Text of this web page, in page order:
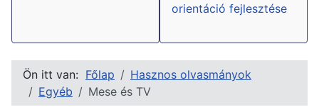
orientáció fejlesztése
Ön itt van: Főlap
Hasznos olvasmányok
Egyéb
Mese és TV